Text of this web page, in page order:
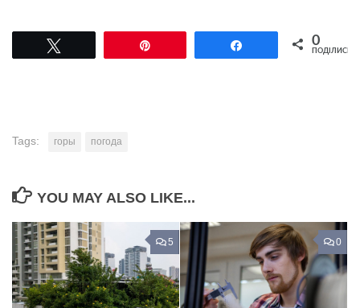
Поділитися0
ПОДІЛИСЬ
Tags: горы погода
YOU MAY ALSO LIKE...
5 0